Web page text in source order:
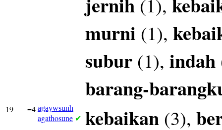
murni (1),
subur (1), indah
barang-
19 =4 agaywsunh
agathosune ✔ kebaikan (3),